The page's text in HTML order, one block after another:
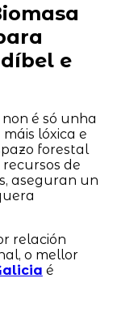
e
é só unha
lóxica e
forestal
de
aseguran un
relación
o mellor
é